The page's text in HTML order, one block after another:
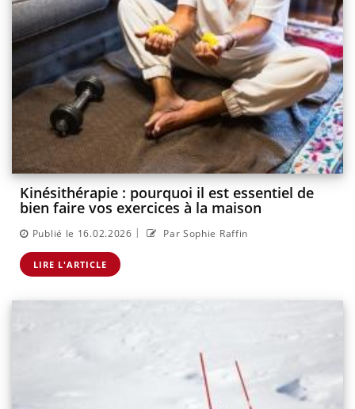
Kinésithérapie : pourquoi il est essentiel de
bien faire vos exercices à la maison
Publié le 16.02.2026 | Par Sophie Raffin
LIRE L'ARTICLE